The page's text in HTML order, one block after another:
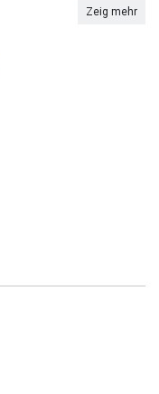
Zeig mehr